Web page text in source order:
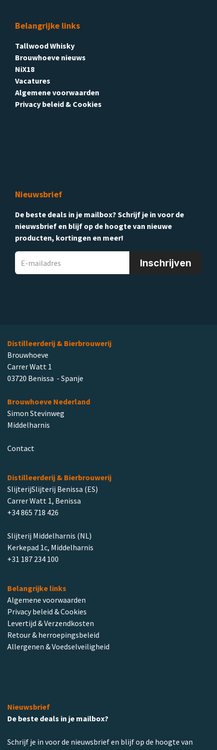
Belangrijke links
Tallwood Whisky
Brouwhoeve nieuws
NiX18
Vacatures
Algemene voorwaarden
Privacy beleid & Cookies
Nieuwsbrief
De beste deals in je mailbox? Schrijf je in voor de
nieuwsbrief en blijf op de hoogte van nieuwe
producten, kortingen en meer!
Inschrijven
Distilleerderij & Bierbrouwerij
Brouwhoeve
Carrer Watt 1
03720 Benissa - Spanje
Brouwhoeve Nederland
Simon Stevinweg
Middelharnis
Contact
Distilleerderij & Bierbrouwerij
SlijterijSlijterij Benissa (ES)
Carrer Watt 1, Benissa
+34 865 718 426
Slijterij Middelharnis (NL)
Kerkepad 1c, Middelharnis
+31 187 234 100
Belangrijke links
Algemene voorwaarden
Privacy beleid & Cookies
Levertijd & Verzendkosten
Retour & herroepingsbeleid
Allergenen & Voedselveiligheid
Nieuwsbrief
De beste deals in je mailbox?
Schrijf je in voor de nieuwsbrief en blijf op de hoogte van